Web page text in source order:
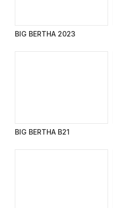
BIG BERTHA 2023
BIG BERTHA B21